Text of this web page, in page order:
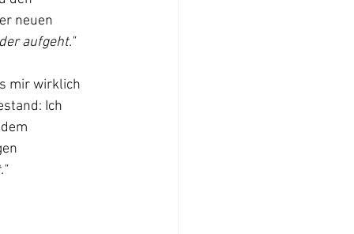
neuen
aufgeht."
mir wirklich
Ich